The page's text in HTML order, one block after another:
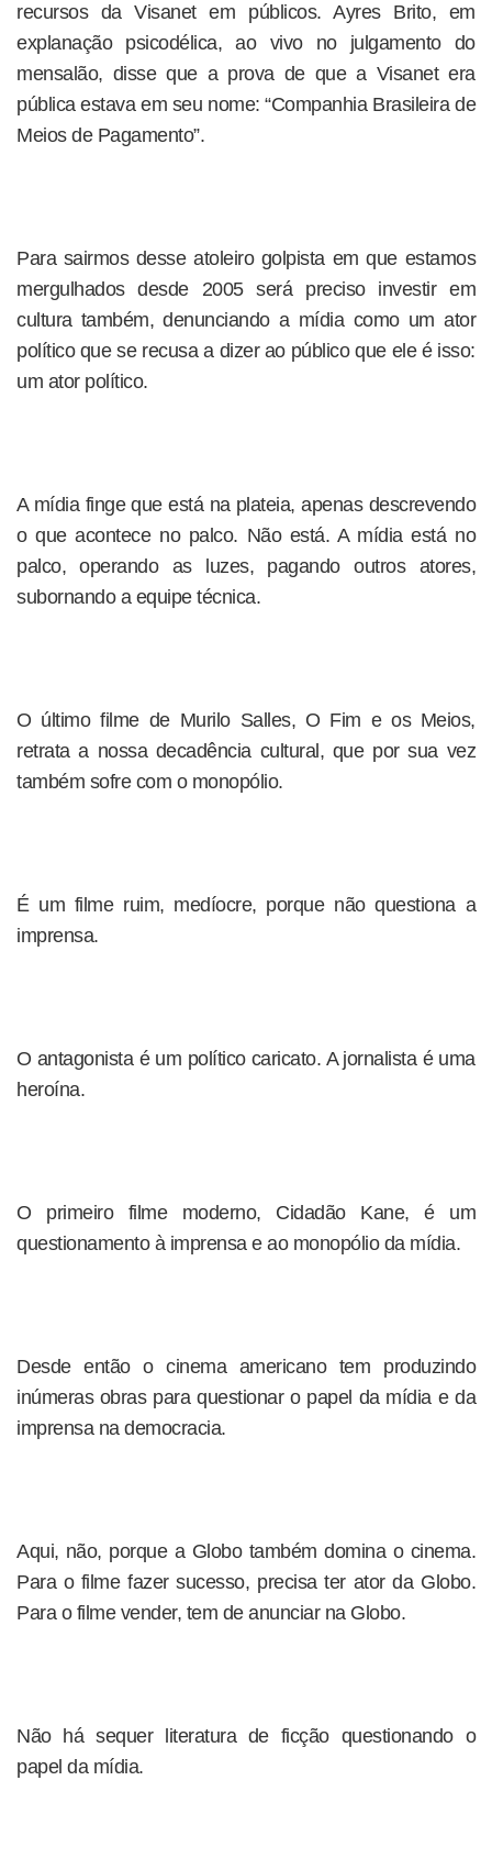
recursos da Visanet em públicos. Ayres Brito, em
explanação psicodélica, ao vivo no julgamento do
mensalão, disse que a prova de que a Visanet era
pública estava em seu nome: “Companhia Brasileira de
Meios de Pagamento”.
Para sairmos desse atoleiro golpista em que estamos
mergulhados desde 2005 será preciso investir em
cultura também, denunciando a mídia como um ator
político que se recusa a dizer ao público que ele é isso:
um ator político.
A mídia finge que está na plateia, apenas descrevendo
o que acontece no palco. Não está. A mídia está no
palco, operando as luzes, pagando outros atores,
subornando a equipe técnica.
O último filme de Murilo Salles, O Fim e os Meios,
retrata a nossa decadência cultural, que por sua vez
também sofre com o monopólio.
É um filme ruim, medíocre, porque não questiona a
imprensa.
O antagonista é um político caricato. A jornalista é uma
heroína.
O primeiro filme moderno, Cidadão Kane, é um
questionamento à imprensa e ao monopólio da mídia.
Desde então o cinema americano tem produzindo
inúmeras obras para questionar o papel da mídia e da
imprensa na democracia.
Aqui, não, porque a Globo também domina o cinema.
Para o filme fazer sucesso, precisa ter ator da Globo.
Para o filme vender, tem de anunciar na Globo.
Não há sequer literatura de ficção questionando o
papel da mídia.